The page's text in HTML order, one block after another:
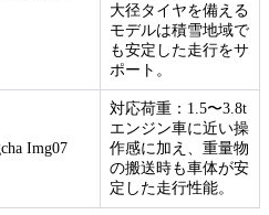
大径タイヤを備える
モデルは積雪地域で
も安定した走行をサ
ポート。
対応荷重：1.5〜3.8t
エンジン車に近い操
作感に加え、重量物
の搬送時も車体が安
定した走行性能。